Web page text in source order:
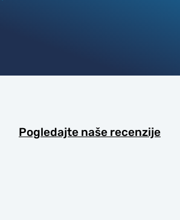
Pogledajte naše recenzije